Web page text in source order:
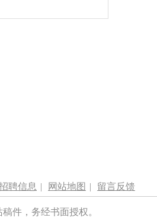
聘信息 | 网站地图 | 留言反馈
件，务经书面授权。